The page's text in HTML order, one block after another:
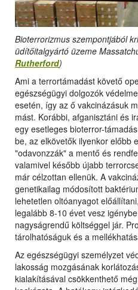
Bioterrorizmus szempontjából
üdítőitalgyártó üzeme
Rutherford)
Ami a terrortámadást követő
egészségügyi dolgozók
esetén, így az ő vakcinázásuk
mást. Korábbi, afganisztáni és
egy esetleges bioterror-
be, az elkövetők ilyenkor előbb
"odavonzzák" a mentő és
valamivel később újabb
már célzottan ellenük. A
genetikailag módosított
lehetetlen oltóanyagot
legalább 8-10 évet vesz
nagyságrendű költséggel jár.
tárolhatóságuk és a
Az egészségügyi személyzet
lakosság mozgásának
kialakításával csökkenthető